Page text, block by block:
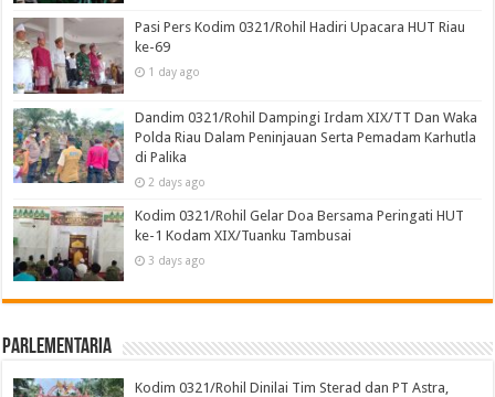
Pasi Pers Kodim 0321/Rohil Hadiri Upacara HUT Riau
ke-69
1 day ago
Dandim 0321/Rohil Dampingi Irdam XIX/TT Dan Waka
Polda Riau Dalam Peninjauan Serta Pemadam Karhutla
di Palika
2 days ago
Kodim 0321/Rohil Gelar Doa Bersama Peringati HUT
ke-1 Kodam XIX/Tuanku Tambusai
3 days ago
Parlementaria
Kodim 0321/Rohil Dinilai Tim Sterad dan PT Astra,